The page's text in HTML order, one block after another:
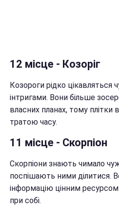
12 місце - Козоріг
Козороги рідко
інтригами. Вони більше
власних планах, тому
тратою часу.
11 місце - Скорпіон
Скорпіони знають чимало
поспішають ними ділитися.
інформацію цінним ресурсом
при собі.